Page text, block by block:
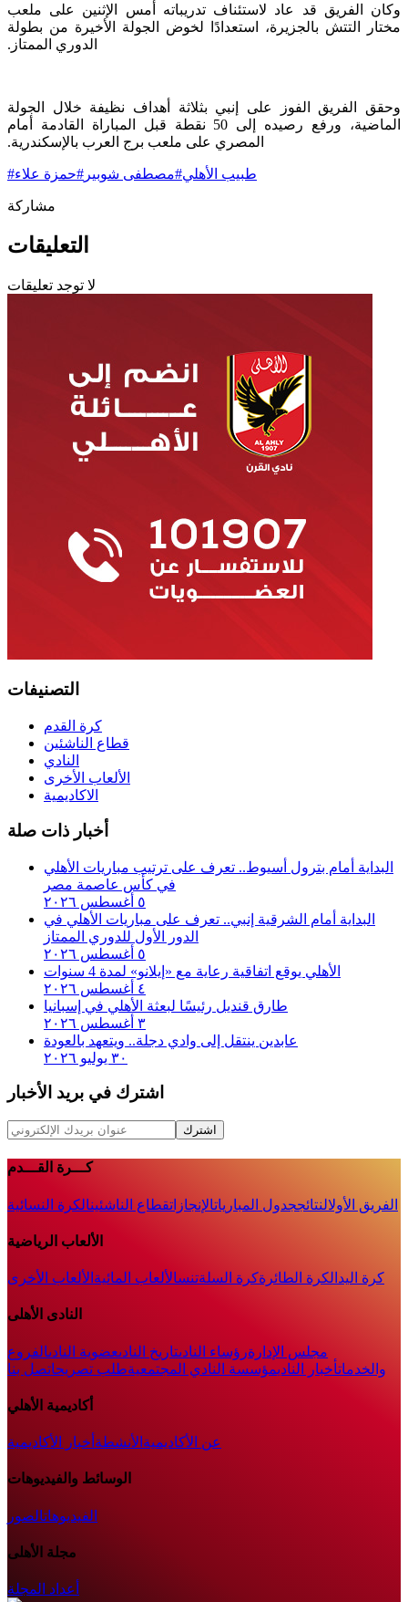
وكان الفريق قد عاد لاستئناف تدريباته أمس الإثنين على ملعب
مختار التتش بالجزيرة، استعدادًا لخوض الجولة الأخيرة من ‏بطولة
الدوري الممتاز.‏
وحقق الفريق الفوز على إنبي بثلاثة أهداف نظيفة خلال الجولة
الماضية، ورفع رصيده إلى 50 نقطة قبل المباراة القادمة أمام
‏المصري على ملعب برج العرب بالإسكندرية.‏
# طبيب الأهلي#مصطفى شوبير #حمزة علاء
مشاركة
التعليقات
لا توجد تعليقات
التصنيفات
كرة القدم
قطاع الناشئين
النادي
الألعاب الأخرى
الاكاديمية
أخبار ذات صلة
البداية أمام بترول أسيوط.. تعرف على ترتيب مباريات الأهلي
في كأس عاصمة مصر
٥ أغسطس ٢٠٢٦
البداية أمام الشرقية إنبي.. تعرف على مباريات الأهلي في
الدور الأول للدوري الممتاز
٥ أغسطس ٢٠٢٦
الأهلي يوقع اتفاقية رعاية مع «إيلانو» لمدة 4 سنوات
٤ أغسطس ٢٠٢٦
طارق قنديل رئيسًا لبعثة الأهلي في إسبانيا
٣ أغسطس ٢٠٢٦
عابدين ينتقل إلى وادي دجلة.. ويتعهد بالعودة
٣٠ يوليو ٢٠٢٦
اشترك في بريد الأخبار
اشترك
كـــرة القـــدم
الفريق الأولالنتائججدول المبارياتالإنجازاتقطاع الناشئينالكرة النسائية
الألعاب الرياضية
كرة اليد الكرة الطائرةكرة السلةتنسالألعاب المائية الألعاب الأخرى
النادى الأهلى
مجلس الإدارةرؤساء النادىتاريخ النادىعضوية النادىالفروع
والخدماتأخبار الناديمؤسسة النادي المجتمعيةطلب تصريحاتصل بنا
أكاديمية الأهلي
عن الأكاديمية الأنشطة أخبار الأكاديمية
الوسائط والفيديوهات
الفيديوهاتالصور
مجلة الأهلى
أعداد المجلة